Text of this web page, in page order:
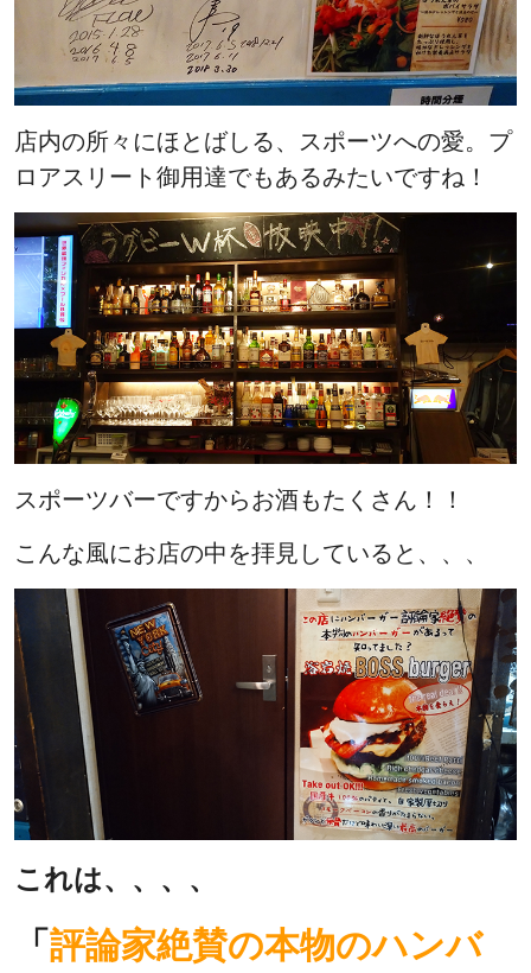
店内の所々にほとばしる、スポーツへの愛。プ
ロアスリート御用達でもあるみたいですね！
スポーツバーですからお酒もたくさん！！
こんな風にお店の中を拝見していると、、、
これは、、、、
「 評論家絶賛の本物のハンバ